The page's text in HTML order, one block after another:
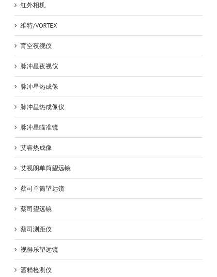
红外相机
维特/VORTEX
育空夜视仪
脉冲星夜视仪
脉冲星热成像
脉冲星热成像仪
脉冲星瞄准镜
艾睿热成像
艾视朗单筒望远镜
蔡司单筒望远镜
蔡司望远镜
蔡司测距仪
视得乐望远镜
酒精检测仪